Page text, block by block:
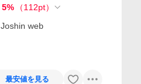
5% （112pt）
Joshin web
最安値を見る